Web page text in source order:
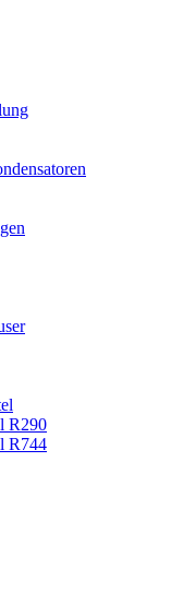
R290
R744